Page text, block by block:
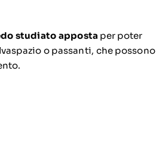
studiato apposta per poter
o passanti, che possono